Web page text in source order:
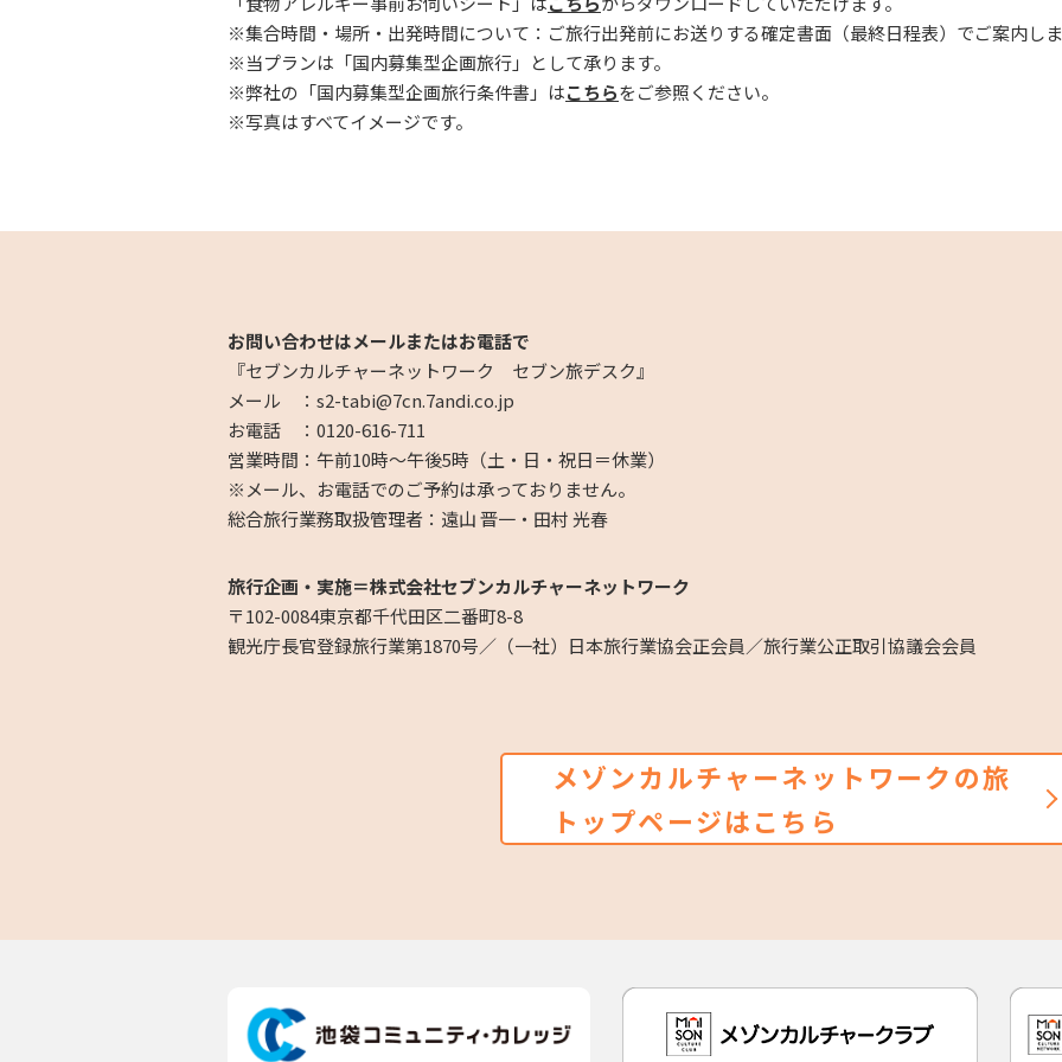
※集合時間・場所・出発時間について：ご旅行出発前にお送りする確定書面（最終日程表）でご案内し
※当プランは「国内募集型企画旅行」として承ります。
※弊社の「国内募集型企画旅行条件書」はこちらをご参照ください。
※写真はすべてイメージです。
お問い合わせはメールまたはお電話で
『セブンカルチャーネットワーク セブン旅デスク』
メール ：s2-tabi@7cn.7andi.co.jp
お電話 ：0120-616-711
営業時間：午前10時～午後5時（土・日・祝日＝休業）
※メール、お電話でのご予約は承っておりません。
総合旅行業務取扱管理者：遠山 晋一・田村 光春
旅行企画・実施＝株式会社セブンカルチャーネットワーク
〒102-0084東京都千代田区二番町8-8
観光庁長官登録旅行業第1870号／（一社）日本旅行業協会正会員／旅行業公正取引協議会会員
メゾンカルチャーネットワークの旅
トップページはこちら